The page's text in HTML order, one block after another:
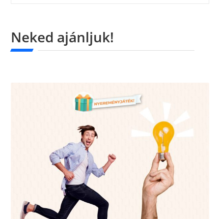
Neked ajánljuk!